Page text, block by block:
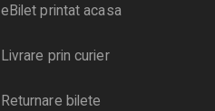
eBilet printat acasa
Livrare prin curier
Returnare bilete